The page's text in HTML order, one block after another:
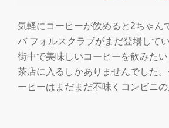
で
や
る？
気軽にコーヒーが飲めると2ちゃん
バ フォルスクラブがまだ登場して
街中で美味しいコーヒーを飲みた
茶店に入るしかありませんでした
ーヒーはまだまだ不味くコンビニ